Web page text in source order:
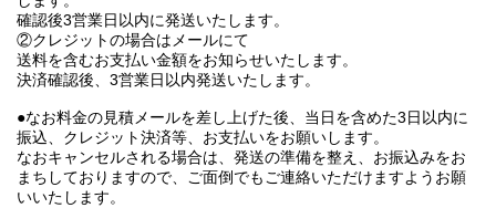
確認後3営業日以内に発送いたします。
②クレジットの場合はメールにて
送料を含むお支払い金額をお知らせいたします。
決済確認後、3営業日以内発送いたします。
●なお料金の見積メールを差し上げた後、当日を含めた3日以内に
振込、クレジット決済等、お支払いをお願いします。
なおキャンセルされる場合は、発送の準備を整え、お振込みをお
まちしておりますので、ご面倒でもご連絡いただけますようお願
いいたします。